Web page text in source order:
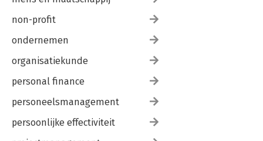
non-profit
ondernemen
organisatiekunde
personal finance
personeelsmanagement
persoonlijke effectiviteit